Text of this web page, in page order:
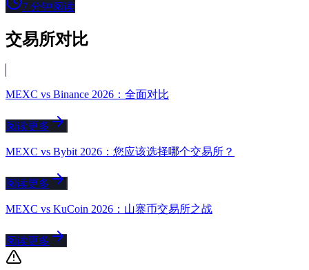
7 分钟阅读
交易所对比
MEXC vs Binance 2026：全面对比
阅读更多
MEXC vs Bybit 2026：您应该选择哪个交易所？
阅读更多
MEXC vs KuCoin 2026：山寨币交易所之战
阅读更多